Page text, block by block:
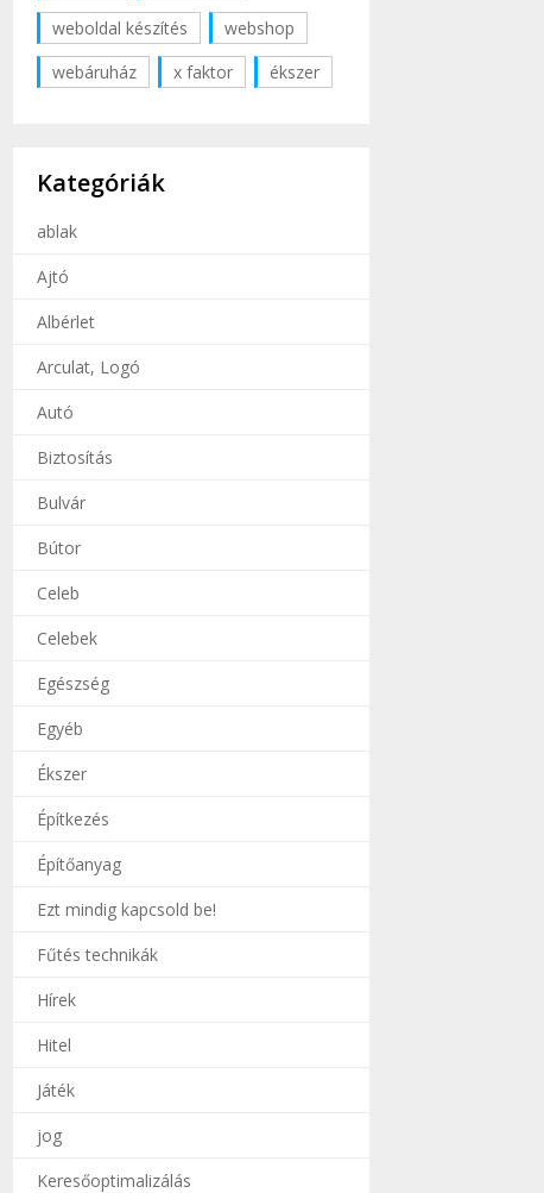
weboldal készítés
webshop
webáruház
x faktor ékszer
Kategóriák
ablak
Ajtó
Albérlet
Arculat, Logó
Autó
Biztosítás
Bulvár
Bútor
Celeb
Celebek
Egészség
Egyéb
Ékszer
Építkezés
Építőanyag
Ezt mindig kapcsold be!
Fűtés technikák
Hírek
Hitel
Játék
jog
Keresőoptimalizálás